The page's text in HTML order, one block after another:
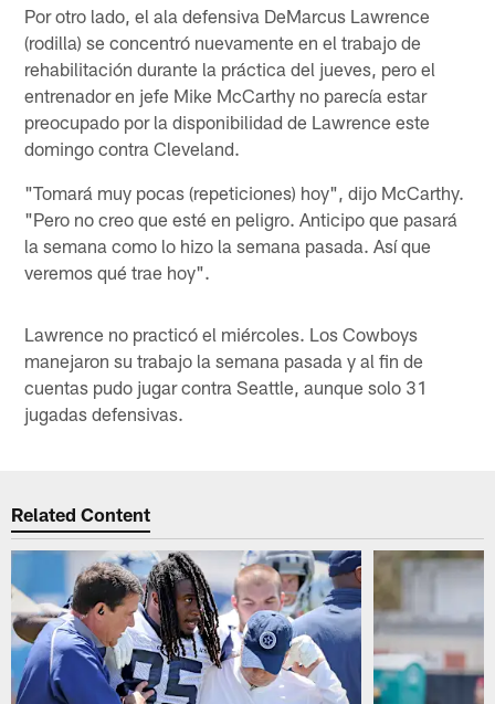
Por otro lado, el ala defensiva DeMarcus Lawrence
(rodilla) se concentró nuevamente en el trabajo de
rehabilitación durante la práctica del jueves, pero el
entrenador en jefe Mike McCarthy no parecía estar
preocupado por la disponibilidad de Lawrence este
domingo contra Cleveland.
"Tomará muy pocas (repeticiones) hoy", dijo McCarthy.
"Pero no creo que esté en peligro. Anticipo que pasará
la semana como lo hizo la semana pasada. Así que
veremos qué trae hoy".
Lawrence no practicó el miércoles. Los Cowboys
manejaron su trabajo la semana pasada y al fin de
cuentas pudo jugar contra Seattle, aunque solo 31
jugadas defensivas.
Related Content